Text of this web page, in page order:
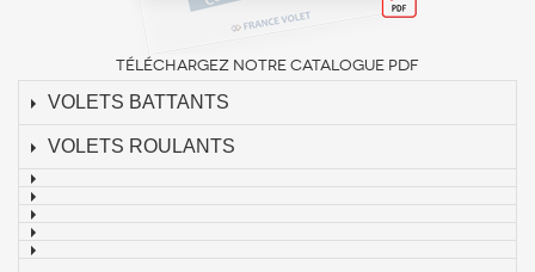
TÉLÉCHARGEZ NOTRE CATALOGUE PDF
VOLETS BATTANTS
VOLETS ROULANTS